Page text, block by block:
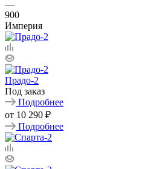
—
900
Империя
Прадо-2
Под заказ
Подробнее
от 10 290 ₽
Подробнее